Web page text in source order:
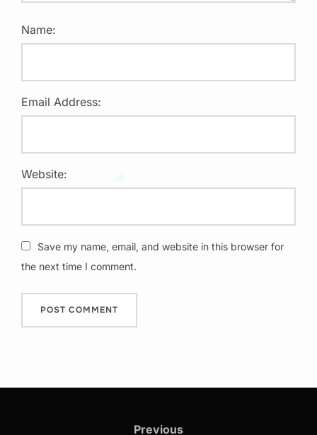
Name:
Email Address:
Website:
Save my name, email, and website in this browser for
the next time I comment.
Previous
Previous